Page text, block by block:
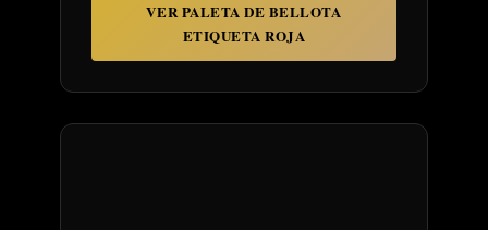
VER PALETA DE BELLOTA
ETIQUETA ROJA